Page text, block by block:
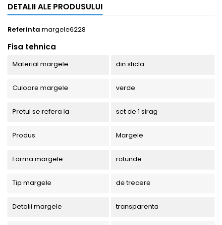
DETALII ALE PRODUSULUI
Referinta margele6228
Fisa tehnica
Material margele din sticla
Culoare margele verde
Pretul se refera la set de 1 sirag
Produs Margele
Forma margele rotunde
Tip margele de trecere
Detalii margele transparenta